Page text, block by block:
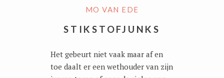
MO VAN EDE
STIKSTOFJUNKS
Het gebeurt niet vaak maar af en
toe daalt er een wethouder van zijn